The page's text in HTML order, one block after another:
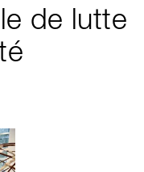
de lutte